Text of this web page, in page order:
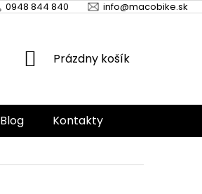
0948 844 840 info@macobike.sk
NÁKUPNÝ
Prázdny košík
Blog Kontakty